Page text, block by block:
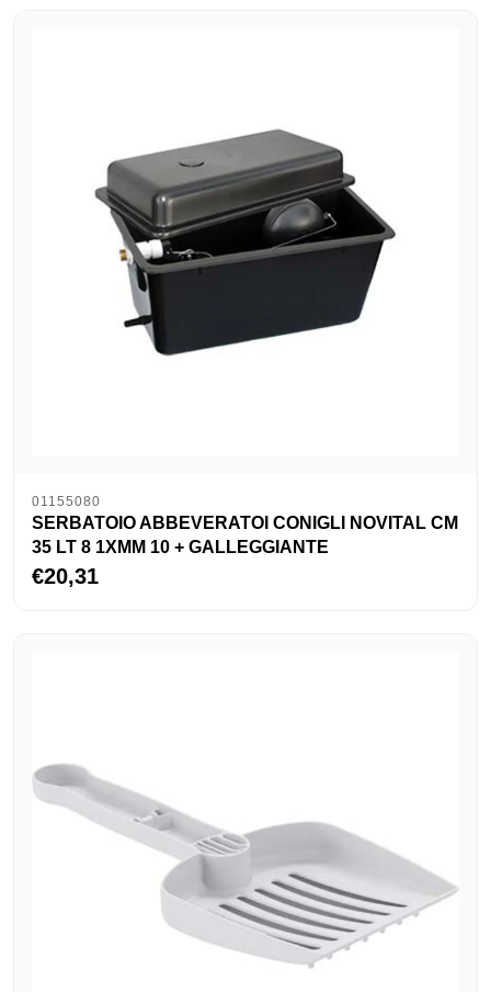
01155080
SERBATOIO ABBEVERATOI CONIGLI NOVITAL CM
35 LT 8 1XMM 10 + GALLEGGIANTE
€20,31